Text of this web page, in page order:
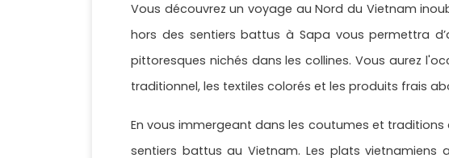
Vous découvrez un voyage au Nord du Vietnam
hors des sentiers battus à Sapa vous permettra
pittoresques nichés dans les collines. Vous aurez
traditionnel, les textiles colorés et les produits frais
En vous immergeant dans les coutumes et
sentiers battus au Vietnam. Les plats vietnamiens